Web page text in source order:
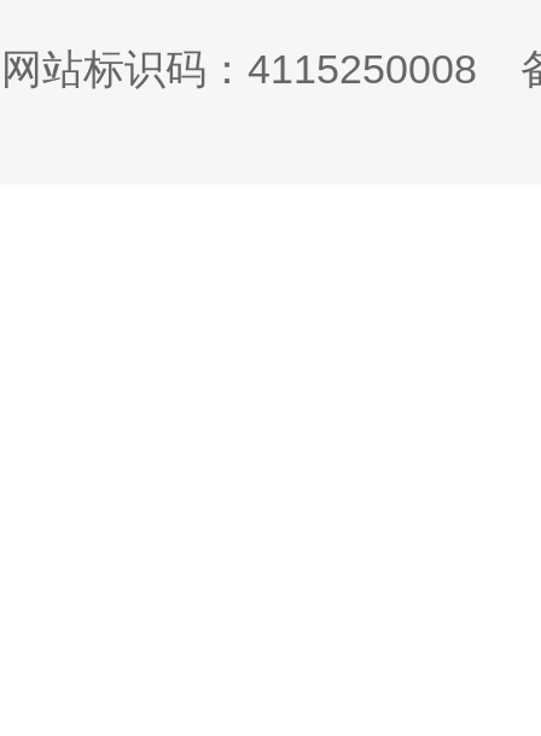
网站标识码：4115250008